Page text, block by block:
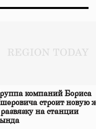
компаний Бориса
строит новую
на станции